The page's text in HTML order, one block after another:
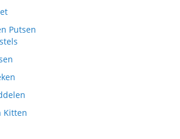
Putsen
Kitten